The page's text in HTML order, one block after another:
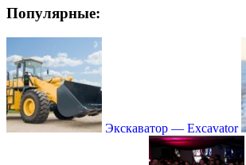
Популярные:
Экскаватор — Excavator